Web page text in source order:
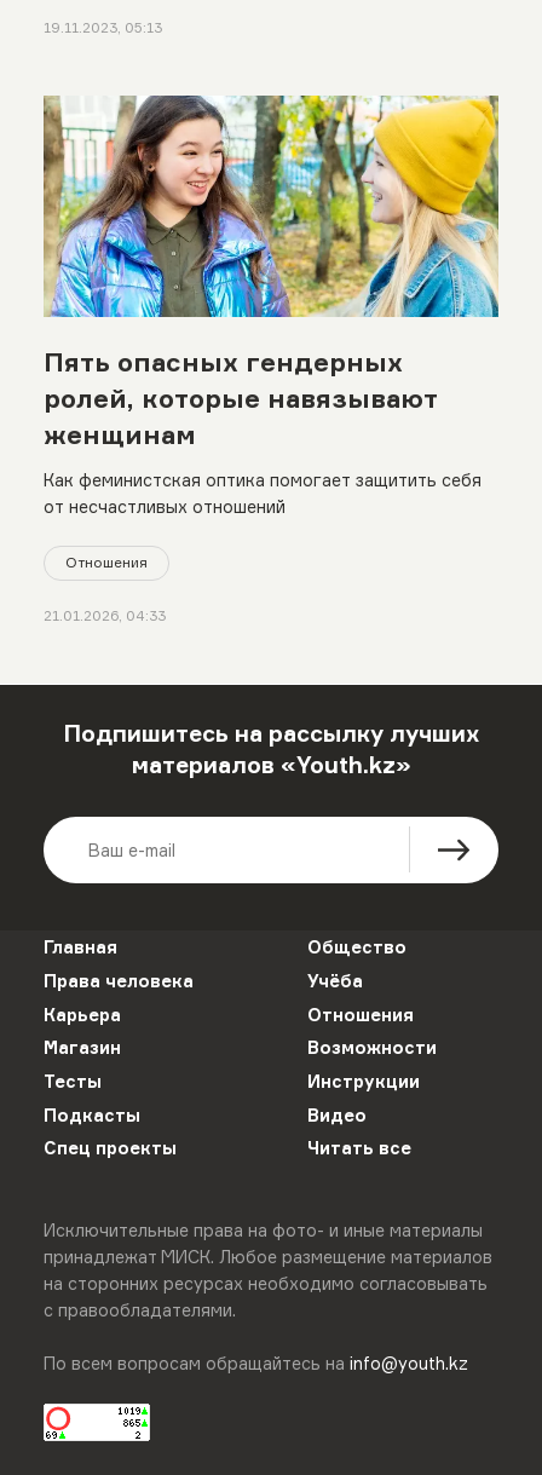
19.11.2023, 05:13
Пять опасных гендерных
ролей, которые навязывают
женщинам
Как феминистская оптика помогает защитить себя
от несчастливых отношений
Отношения
21.01.2026, 04:33
Подпишитесь на рассылку лучших
материалов «Youth.kz»
Главная
Общество
Права человека
Учёба
Карьера
Отношения
Магазин
Возможности
Тесты
Инструкции
Подкасты
Видео
Спец проекты
Читать все
Исключительные права на фото- и иные материалы
принадлежат МИСК. Любое размещение материалов
на сторонних ресурсах необходимо согласовывать
с правообладателями.
По всем вопросам обращайтесь на info@youth.kz